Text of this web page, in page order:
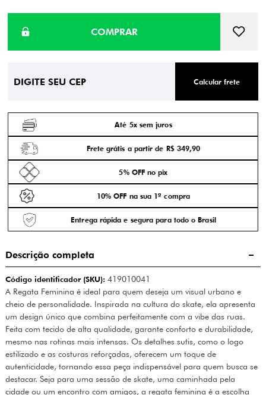
Calcular frete
Até 5x sem juros
Frete grátis a partir de R$ 349,90
5% OFF no pix
10% OFF na sua 1ª compra
Entrega rápida e segura para todo o Brasil
Descrição completa
Código identificador (SKU):419010041
A Regata Feminina é ideal para quem deseja um visual urbano e
cheio de personalidade. Inspirada na cultura do skate, ela apresenta
um design único que combina perfeitamente com a vibe das ruas.
Feita com tecido de alta qualidade, garante conforto e durabilidade,
mesmo nas rotinas mais intensas. Os detalhes sutis, como o logo
estilizado e as costuras reforçadas, oferecem um toque de
autenticidade, tornando essa peça indispensável para quem busca se
destacar. Seja para uma sessão de skate, uma caminhada pela
cidade ou um encontro com amigos, a regata feminina é a escolha